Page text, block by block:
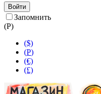
Войти
Запомнить
(Р)
($)
(Р)
(€)
(£)